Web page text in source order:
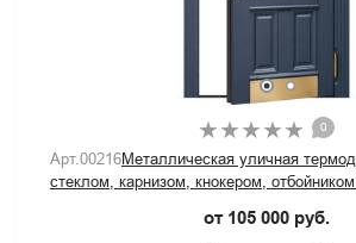
0
Арт.00216Металлическая уличная
стеклом, карнизом, кнокером,
от 105 000 руб.